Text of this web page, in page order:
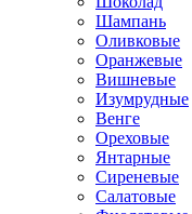
Шампань
Оливковые
Оранжевые
Вишневые
Изумрудные
Венге
Ореховые
Янтарные
Сиреневые
Салатовые